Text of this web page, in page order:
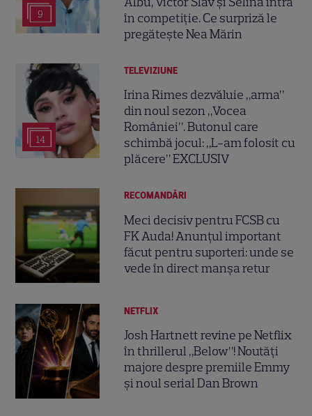
9
în competiție. Ce surpriză le
pregătește Nea Mărin
14
TELEVIZIUNE
Irina Rimes dezvăluie „arma”
din noul sezon „Vocea
României”. Butonul care
schimbă jocul: „L-am folosit cu
plăcere” EXCLUSIV
RECOMANDĂRI
Meci decisiv pentru FCSB cu
FK Auda! Anunțul important
făcut pentru suporteri: unde se
vede în direct manșa retur
NETFLIX
Josh Hartnett revine pe Netflix
în thrillerul „Below”! Noutăți
majore despre premiile Emmy
și noul serial Dan Brown